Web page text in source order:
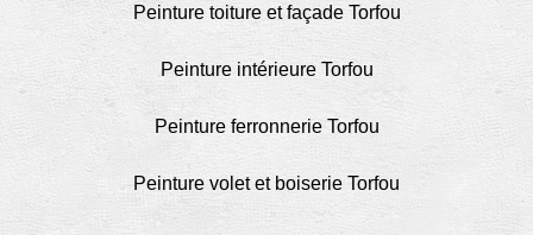
Peinture toiture et façade Torfou
Peinture intérieure Torfou
Peinture ferronnerie Torfou
Peinture volet et boiserie Torfou